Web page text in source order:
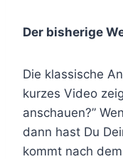
Der bisherige
Die klassische
kurzes Video
anschauen?”
dann hast Du
kommt nach